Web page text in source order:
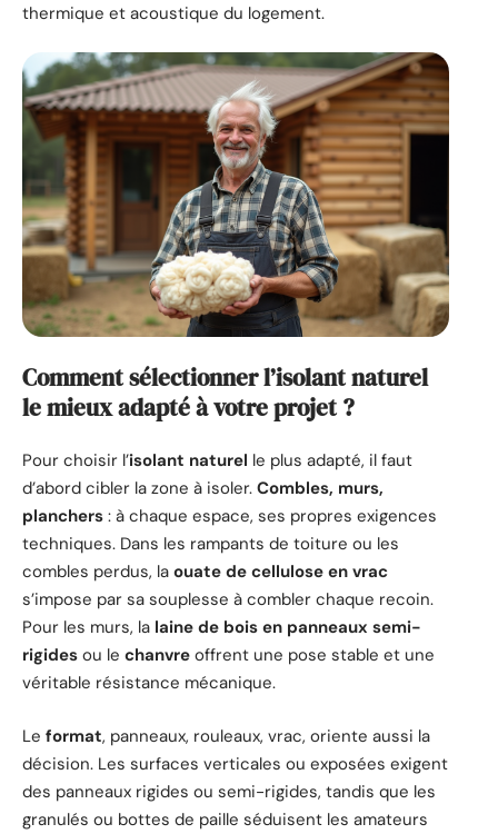
thermique et acoustique du logement.
Comment sélectionner l’isolant naturel
le mieux adapté à votre projet ?
Pour choisir l’isolant naturel le plus adapté, il faut
d’abord cibler la zone à isoler. Combles, murs,
planchers : à chaque espace, ses propres exigences
techniques. Dans les rampants de toiture ou les
combles perdus, la ouate de cellulose en vrac
s’impose par sa souplesse à combler chaque recoin.
Pour les murs, la laine de bois en panneaux semi-
rigides ou le chanvre offrent une pose stable et une
véritable résistance mécanique.
Le format, panneaux, rouleaux, vrac, oriente aussi la
décision. Les surfaces verticales ou exposées exigent
des panneaux rigides ou semi-rigides, tandis que les
granulés ou bottes de paille séduisent les amateurs